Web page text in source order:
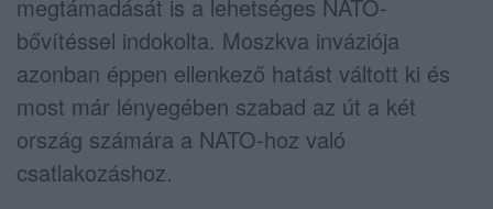
megtámadását is a lehetséges NATO-
bővítéssel indokolta. Moszkva inváziója
azonban éppen ellenkező hatást váltott ki és
most már lényegében szabad az út a két
ország számára a NATO-hoz való
csatlakozáshoz.